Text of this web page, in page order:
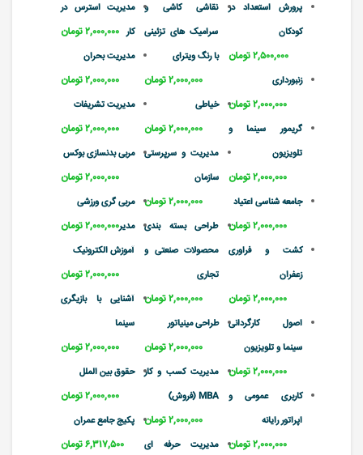
پرورش استعداد در
کودکان
۲,۵۰۰,۰۰۰ تومان
زنبورداری
۲,۰۰۰,۰۰۰ تومان
گریمور سینما و
تلویزیون
۲,۰۰۰,۰۰۰ تومان
جامعه شناسی اعتیاد
۲,۰۰۰,۰۰۰ تومان
کشت و فراوری
زعفران
۲,۰۰۰,۰۰۰ تومان
اصول کارگردانی
سینما و تلویزیون
۲,۰۰۰,۰۰۰ تومان
کاربری عمومی و
اپراتور رایانه
۲,۰۰۰,۰۰۰ تومان
نقاشی کاشی و
سرامیک های تزئینی
با رنگ ویترای
۲,۰۰۰,۰۰۰ تومان
خیاطی
۲,۰۰۰,۰۰۰ تومان
مدیریت و سرپرستی
سازمان
۲,۰۰۰,۰۰۰ تومان
طراحی بسته بندی
محصولات صنعتی و
تجاری
۲,۰۰۰,۰۰۰ تومان
طراحی مینیاتور
۲,۰۰۰,۰۰۰ تومان
مدیریت کسب و کار
MBA (فروش)
۲,۰۰۰,۰۰۰ تومان
مدیریت حرفه ای
مدیریت استرس در
کار ۲,۰۰۰,۰۰۰ تومان
مدیریت بحران
۲,۰۰۰,۰۰۰ تومان
مدیریت تشریفات
۲,۰۰۰,۰۰۰ تومان
مربی بدنسازی بوکس
۲,۰۰۰,۰۰۰ تومان
مربی گری ورزشی
۲,۰۰۰,۰۰۰ تومانمدیر
آموزش الکترونیک
۲,۰۰۰,۰۰۰ تومان
آشنایی با بازیگری
سینما
۲,۰۰۰,۰۰۰ تومان
حقوق بین الملل
۲,۰۰۰,۰۰۰ تومان
پکیج جامع عمران
۶,۳۱۷,۵۰۰ تومان